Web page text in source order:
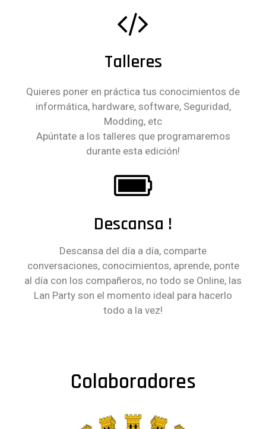
Talleres
Quieres poner en práctica tus conocimientos de
informática, hardware, software, Seguridad,
Modding, etc
Apúntate a los talleres que programaremos
durante esta edición!
Descansa !
Descansa del día a día, comparte
conversaciones, conocimientos, aprende, ponte
al día con los compañeros, no todo se Online, las
Lan Party son el momento ideal para hacerlo
todo a la vez!
Colaboradores